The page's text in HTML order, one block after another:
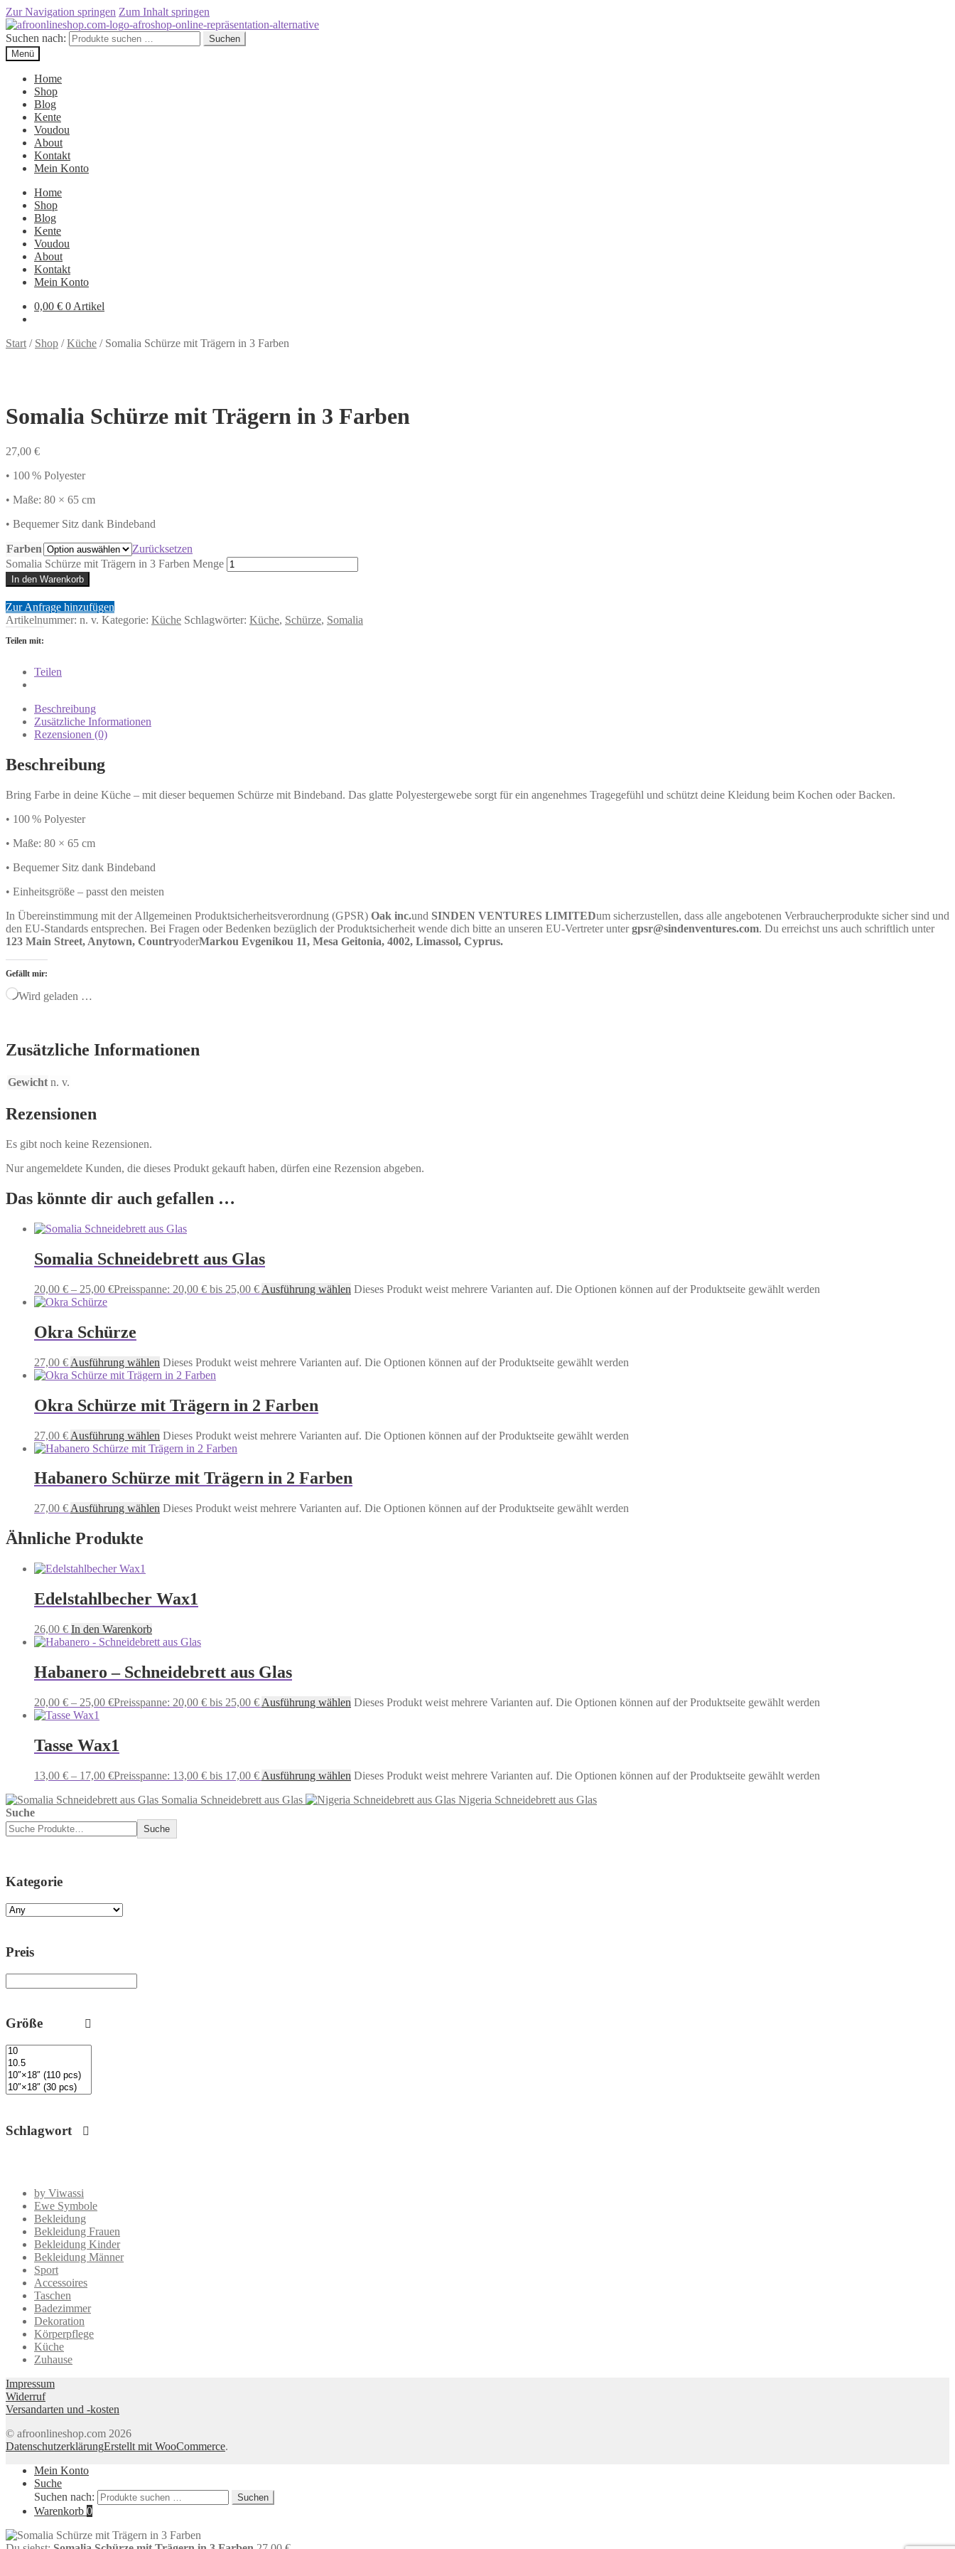
Zur Navigation springen Zum Inhalt springen
Suchen nach:
Suchen
Menü
Home
Shop
Blog
Kente
Voudou
About
Kontakt
Mein Konto
Home
Shop
Blog
Kente
Voudou
About
Kontakt
Mein Konto
0,00 € 0 Artikel
Start / Shop /Küche / Somalia Schürze mit Trägern in 3 Farben
Somalia Schürze mit Trägern in 3 Farben
27,00 €
• 100 % Polyester
• Maße: 80 × 65 cm
• Bequemer Sitz dank Bindeband
Farben
Zurücksetzen
Somalia Schürze mit Trägern in 3 Farben Menge
In den Warenkorb
Zur Anfrage hinzufügen
Artikelnummer: n. v. Kategorie: Küche Schlagwörter: Küche, Schürze, Somalia
Teilen mit:
Teilen
Beschreibung
Zusätzliche Informationen
Rezensionen (0)
Beschreibung
Bring Farbe in deine Küche – mit dieser bequemen Schürze mit Bindeband. Das glatte Polyestergewebe sorgt für ein angenehmes Tragegefühl und schützt deine Kleidung beim Kochen oder Backen.
• 100 % Polyester
• Maße: 80 × 65 cm
• Bequemer Sitz dank Bindeband
• Einheitsgröße – passt den meisten
In Übereinstimmung mit der Allgemeinen Produktsicherheitsverordnung (GPSR) Oak inc.und SINDEN VENTURES LIMITEDum sicherzustellen, dass alle angebotenen Verbraucherprodukte sicher sind und
den EU-Standards entsprechen. Bei Fragen oder Bedenken bezüglich der Produktsicherheit wende dich bitte an unseren EU-Vertreter untergpsr@sindenventures.com. Du erreichst uns auch schriftlich unter
123 Main Street, Anytown, CountryoderMarkou Evgenikou 11, Mesa Geitonia, 4002, Limassol, Cyprus.
Gefällt mir:
Wird geladen …
Zusätzliche Informationen
Gewicht n. v.
Rezensionen
Es gibt noch keine Rezensionen.
Nur angemeldete Kunden, die dieses Produkt gekauft haben, dürfen eine Rezension abgeben.
Das könnte dir auch gefallen …
Somalia Schneidebrett aus Glas
20,00 € – 25,00 €Preisspanne: 20,00 € bis 25,00 € Ausführung wählen Dieses Produkt weist mehrere Varianten auf. Die Optionen können auf der Produktseite gewählt werden
Okra Schürze
27,00 € Ausführung wählen Dieses Produkt weist mehrere Varianten auf. Die Optionen können auf der Produktseite gewählt werden
Okra Schürze mit Trägern in 2 Farben
27,00 € Ausführung wählen Dieses Produkt weist mehrere Varianten auf. Die Optionen können auf der Produktseite gewählt werden
Habanero Schürze mit Trägern in 2 Farben
27,00 € Ausführung wählen Dieses Produkt weist mehrere Varianten auf. Die Optionen können auf der Produktseite gewählt werden
Ähnliche Produkte
Edelstahlbecher Wax1
26,00 € In den Warenkorb
Habanero – Schneidebrett aus Glas
20,00 € – 25,00 €Preisspanne: 20,00 € bis 25,00 € Ausführung wählen Dieses Produkt weist mehrere Varianten auf. Die Optionen können auf der Produktseite gewählt werden
Tasse Wax1
13,00 € – 17,00 €Preisspanne: 13,00 € bis 17,00 € Ausführung wählen Dieses Produkt weist mehrere Varianten auf. Die Optionen können auf der Produktseite gewählt werden
Somalia Schneidebrett aus Glas
Nigeria Schneidebrett aus Glas
Suche
Suche
Kategorie
Preis
Größe
Schlagwort
by Viwassi
Ewe Symbole
Bekleidung
Bekleidung Frauen
Bekleidung Kinder
Bekleidung Männer
Sport
Accessoires
Taschen
Badezimmer
Dekoration
Körperpflege
Küche
Zuhause
Impressum
Widerruf
Versandarten und -kosten
© afroonlineshop.com 2026
DatenschutzerklärungErstellt mit WooCommerce.
Mein Konto
Suche
Suchen nach:
Suchen
Warenkorb 0